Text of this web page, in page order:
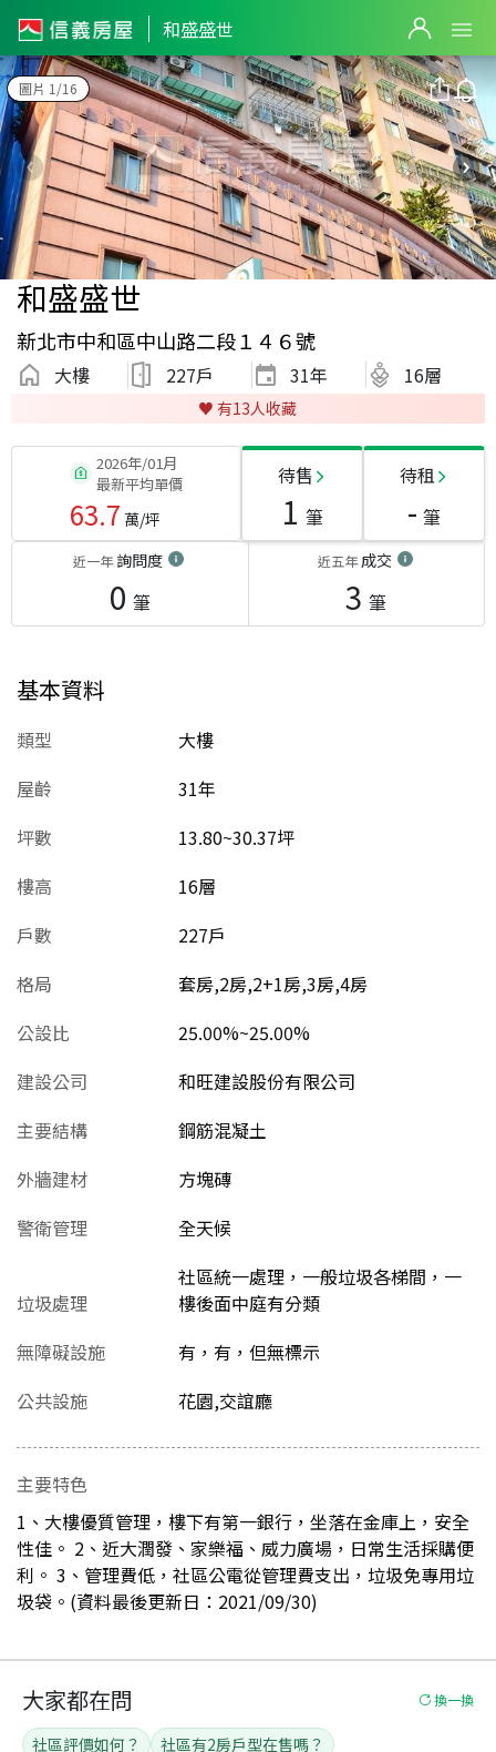
和盛盛世
圖片 1/16
和盛盛世
新北市中和區中山路二段１４６號
大樓 227戶 31年 16層
♥️ 有13人收藏
2026年/01月
最新平均單價
63.7 萬/坪
待售
1 筆
待租
- 筆
近一年詢問度
0 筆
近五年成交
3 筆
基本資料
類型
大樓
屋齡
31年
坪數
13.80~30.37坪
樓高
16層
戶數
227戶
格局
套房,2房,2+1房,3房,4房
公設比
25.00%~25.00%
建設公司
和旺建設股份有限公司
主要結構
鋼筋混凝土
外牆建材
方塊磚
警衛管理
全天候
垃圾處理
社區統一處理，一般垃圾各梯間，一
樓後面中庭有分類
無障礙設施
有，有，但無標示
公共設施
花園,交誼廳
主要特色
1、大樓優質管理，樓下有第一銀行，坐落在金庫上，安全
性佳。 2、近大潤發、家樂福、威力廣場，日常生活採購便
利。 3、管理費低，社區公電從管理費支出，垃圾免專用垃
圾袋。(資料最後更新日：2021/09/30)
大家都在問 換一換
社區評價如何？
社區有2房戶型在售嗎？